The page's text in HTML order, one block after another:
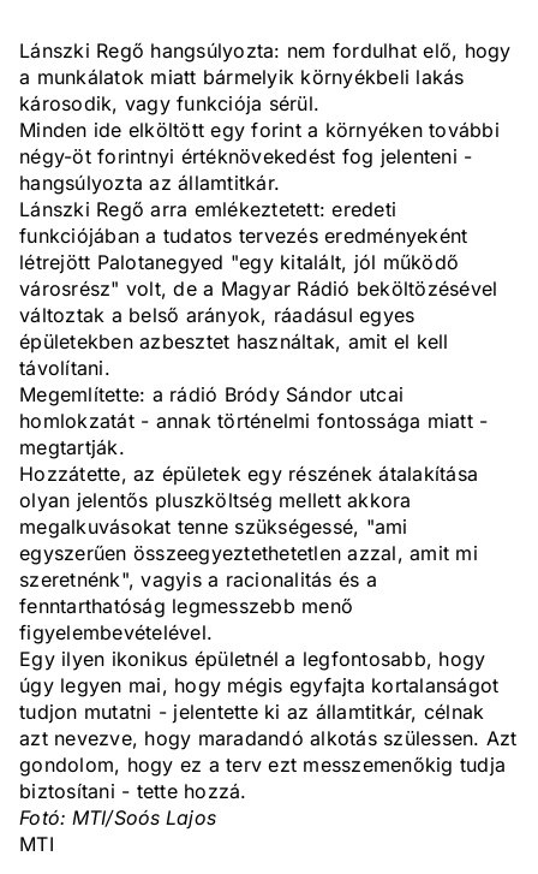
Lánszki Regő hangsúlyozta: nem fordulhat elő, hogy
a munkálatok miatt bármelyik környékbeli lakás
károsodik, vagy funkciója sérül.
Minden ide elköltött egy forint a környéken további
négy-öt forintnyi értéknövekedést fog jelenteni -
hangsúlyozta az államtitkár.
Lánszki Regő arra emlékeztetett: eredeti
funkciójában a tudatos tervezés eredményeként
létrejött Palotanegyed "egy kitalált, jól működő
városrész" volt, de a Magyar Rádió beköltözésével
változtak a belső arányok, ráadásul egyes
épületekben azbesztet használtak, amit el kell
távolítani.
Megemlítette: a rádió Bródy Sándor utcai
homlokzatát - annak történelmi fontossága miatt -
megtartják.
Hozzátette, az épületek egy részének átalakítása
olyan jelentős pluszköltség mellett akkora
megalkuvásokat tenne szükségessé, "ami
egyszerűen összeegyeztethetetlen azzal, amit mi
szeretnénk", vagyis a racionalitás és a
fenntarthatóság legmesszebb menő
figyelembevételével.
Egy ilyen ikonikus épületnél a legfontosabb, hogy
úgy legyen mai, hogy mégis egyfajta kortalanságot
tudjon mutatni - jelentette ki az államtitkár, célnak
azt nevezve, hogy maradandó alkotás szülessen. Azt
gondolom, hogy ez a terv ezt messzemenőkig tudja
biztosítani - tette hozzá.
Fotó: MTI/Soós Lajos
MTI